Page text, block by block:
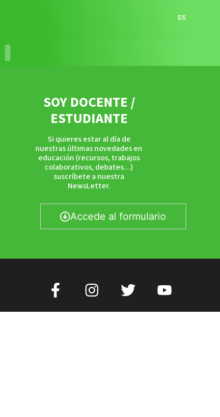
ES
SOY DOCENTE /
ESTUDIANTE
Si quieres estar al día de
nuestras últimas novedades en
educación (recursos, trabajos
colaborativos, debates…)
suscríbete a nuestra
NewsLetter.
Accede al formulario